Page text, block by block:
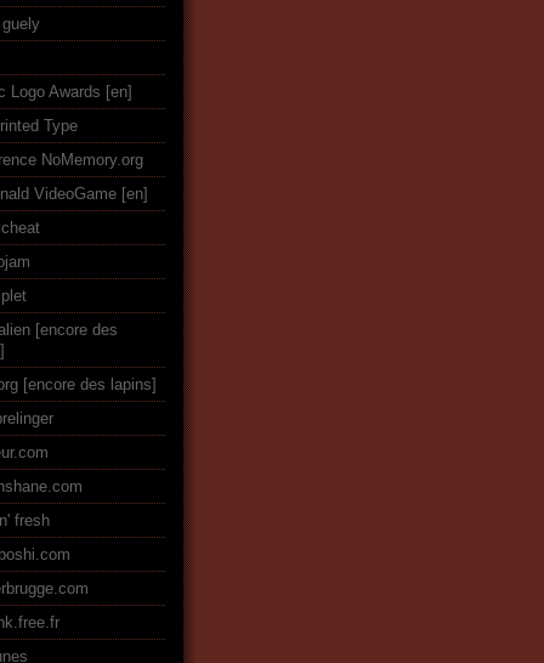
Logo Awards
Type
NoMemory.org
VideoGame
[encore des
[encore des lapins]
fresh